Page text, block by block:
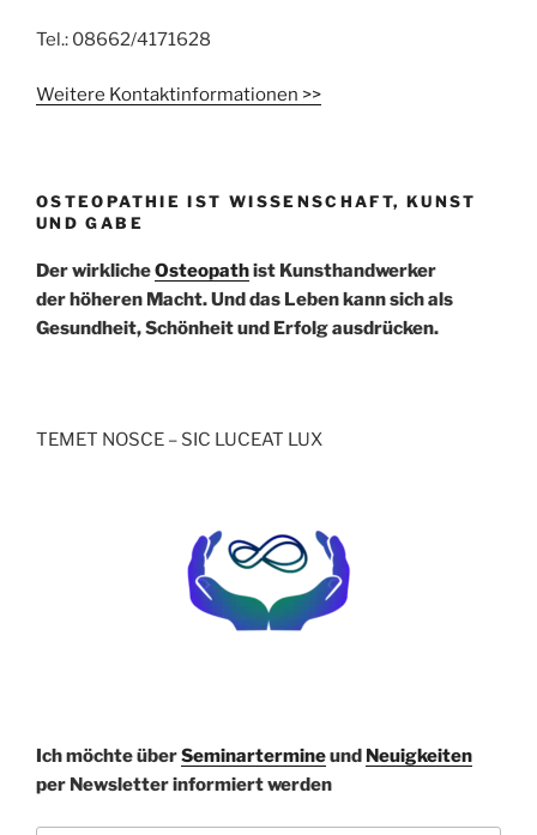
Tel.: 08662/4171628
Weitere Kontaktinformationen >>
OSTEOPATHIE IST WISSENSCHAFT, KUNST
UND GABE
Der wirklicheOsteopathist Kunsthandwerker
der höheren Macht. Und das Leben kann sich als
Gesundheit, Schönheit und Erfolg ausdrücken.
TEMET NOSCE – SIC LUCEAT LUX
Bitte lasse dieses Feld leer.
Ich möchte überSeminartermineund Neuigkeiten
per Newsletter informiert werden